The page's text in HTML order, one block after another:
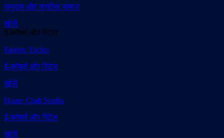
समुदाय और नागरिक समाज
खोलें
ई-कॉमर्स और रिटेल
Fabbro Yachts
ई-कॉमर्स और रिटेल
खोलें
Home Craft Studio
ई-कॉमर्स और रिटेल
खोलें